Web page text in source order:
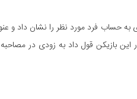
بازیکن قول داد به زودی در